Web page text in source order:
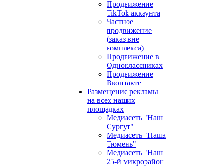
Продвижение
TikTok аккаунта
Частное
продвижение
(заказ вне
комплекса)
Продвижение в
Одноклассниках
Продвижение
Вконтакте
Размещение рекламы
на всех наших
площадках
Медиасеть "Наш
Сургут"
Медиасеть "Наша
Тюмень"
Медиасеть "Наш
25-й микрорайон